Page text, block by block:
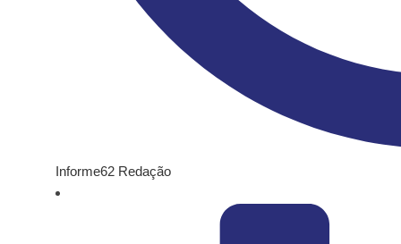
Informe62 Redação